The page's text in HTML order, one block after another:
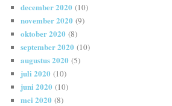
december 2020 (10)
november 2020 (9)
oktober 2020 (8)
september 2020 (10)
augustus 2020 (5)
juli 2020 (10)
juni 2020 (10)
mei 2020 (8)